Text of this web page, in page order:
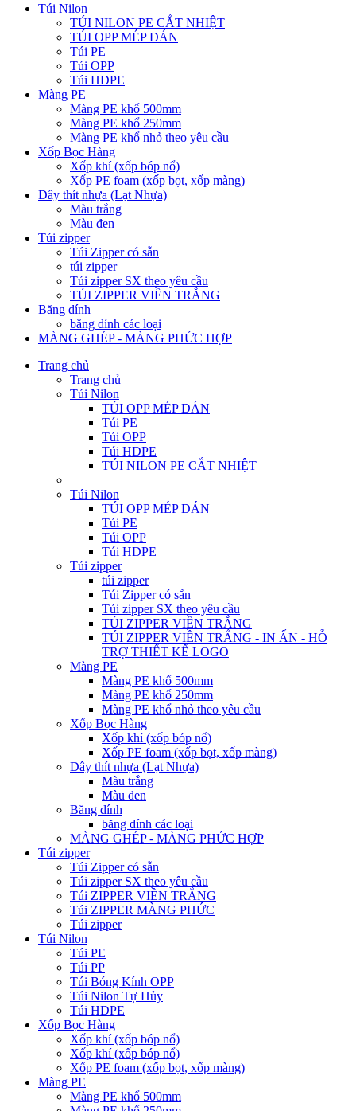
Túi Nilon
TÚI NILON PE CẮT NHIỆT
TÚI OPP MÉP DÁN
Túi PE
Túi OPP
Túi HDPE
Màng PE
Màng PE khổ 500mm
Màng PE khổ 250mm
Màng PE khổ nhỏ theo yêu cầu
Xốp Bọc Hàng
Xốp khí (xốp bóp nổ)
Xốp PE foam (xốp bọt, xốp màng)
Dây thít nhựa (Lạt Nhựa)
Màu trắng
Màu đen
Túi zipper
Túi Zipper có sẵn
túi zipper
Túi zipper SX theo yêu cầu
TÚI ZIPPER VIỀN TRẮNG
Băng dính
băng dính các loại
MÀNG GHÉP - MÀNG PHỨC HỢP
Trang chủ
Trang chủ
Túi Nilon
TÚI OPP MÉP DÁN
Túi PE
Túi OPP
Túi HDPE
TÚI NILON PE CẮT NHIỆT
Túi Nilon
TÚI OPP MÉP DÁN
Túi PE
Túi OPP
Túi HDPE
Túi zipper
túi zipper
Túi Zipper có sẵn
Túi zipper SX theo yêu cầu
TÚI ZIPPER VIỀN TRẮNG
TÚI ZIPPER VIỀN TRẮNG - IN ẤN - HỖ
TRỢ THIẾT KẾ LOGO
Màng PE
Màng PE khổ 500mm
Màng PE khổ 250mm
Màng PE khổ nhỏ theo yêu cầu
Xốp Bọc Hàng
Xốp khí (xốp bóp nổ)
Xốp PE foam (xốp bọt, xốp màng)
Dây thít nhựa (Lạt Nhựa)
Màu trắng
Màu đen
Băng dính
băng dính các loại
MÀNG GHÉP - MÀNG PHỨC HỢP
Túi zipper
Túi Zipper có sẵn
Túi zipper SX theo yêu cầu
Túi ZIPPER VIỀN TRẮNG
Túi ZIPPER MÀNG PHỨC
Túi zipper
Túi Nilon
Túi PE
Túi PP
Túi Bóng Kính OPP
Túi Nilon Tự Hủy
Túi HDPE
Xốp Bọc Hàng
Xốp khí (xốp bóp nổ)
Xốp khí (xốp bóp nổ)
Xốp PE foam (xốp bọt, xốp màng)
Màng PE
Màng PE khổ 500mm